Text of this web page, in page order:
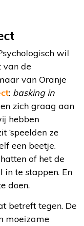
wil
van de
van Oranje
: basking in
zich graag aan
hebben
‘speelden ze
een beetje.
of het de
te stappen. En
doen.
betreft tegen. De
moeizame